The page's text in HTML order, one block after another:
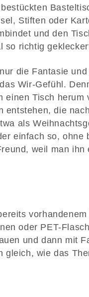
Stiften oder
und den
so richtig
die Fantasie
Wir-Gefühl.
einen Tisch herum
entstehen, die
als
einfach so, ohne
weil man ihn
vorhandenem
oder PET-
und dann mit
gleich, wie das